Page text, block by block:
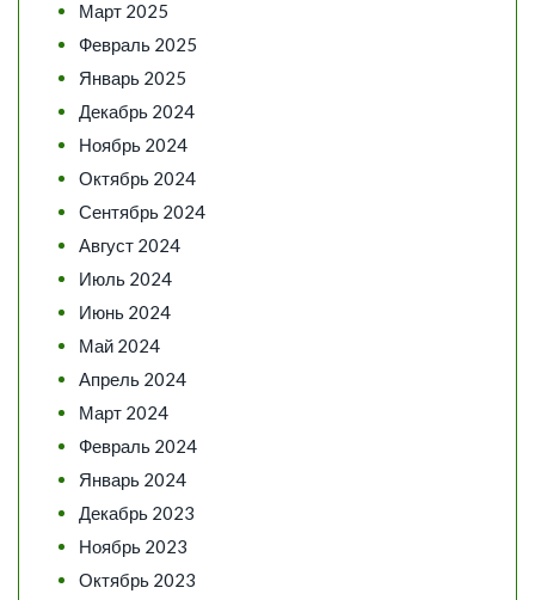
Март 2025
Февраль 2025
Январь 2025
Декабрь 2024
Ноябрь 2024
Октябрь 2024
Сентябрь 2024
Август 2024
Июль 2024
Июнь 2024
Май 2024
Апрель 2024
Март 2024
Февраль 2024
Январь 2024
Декабрь 2023
Ноябрь 2023
Октябрь 2023